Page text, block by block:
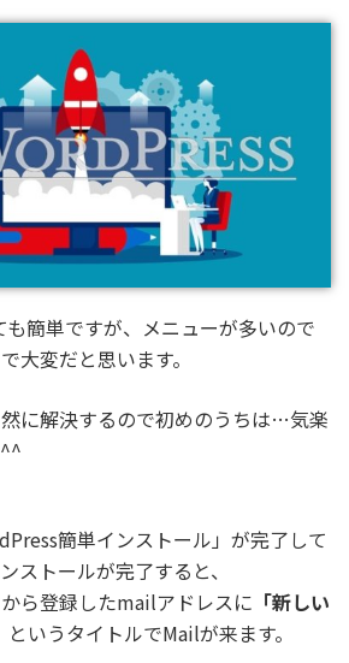
簡単ですが、メニューが多いので
大変だと思います。
に解決するので初めのうちは…気楽
簡単インストール」が完了して
ストールが完了すると、
ら登録したmailアドレスに 「新しい
というタイトルでMailが来ます。